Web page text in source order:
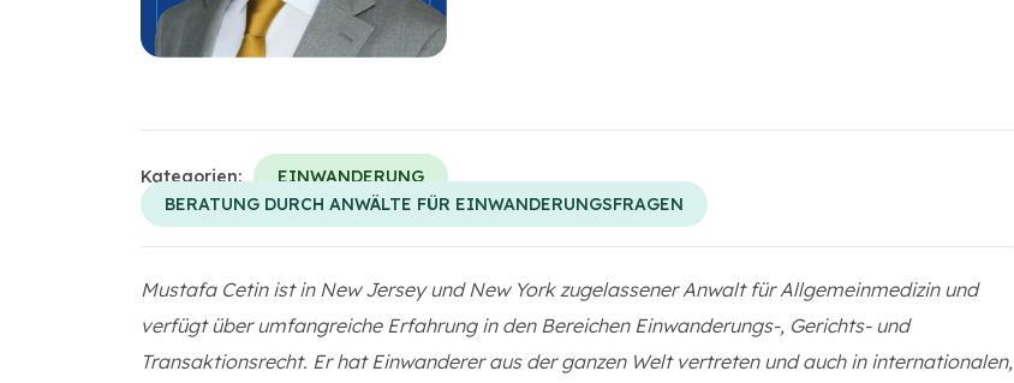
Kategorien:
EINWANDERUNG
BERATUNG DURCH ANWÄLTE FÜR EINWANDERUNGSFRAGEN
Mustafa Cetin ist in New Jersey und New York zugelassener Anwalt für Allgemeinmedizin und
verfügt über umfangreiche Erfahrung in den Bereichen Einwanderungs-, Gerichts- und
Transaktionsrecht. Er hat Einwanderer aus der ganzen Welt vertreten und auch in internationalen,